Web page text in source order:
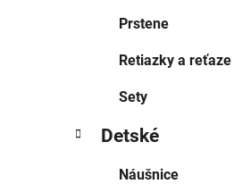
Prstene
Retiazky a reťaze
Sety
Detské
Náušnice